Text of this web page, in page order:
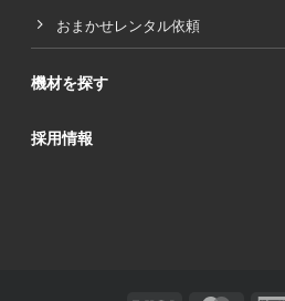
おまかせレンタル依頼
機材を探す
採用情報